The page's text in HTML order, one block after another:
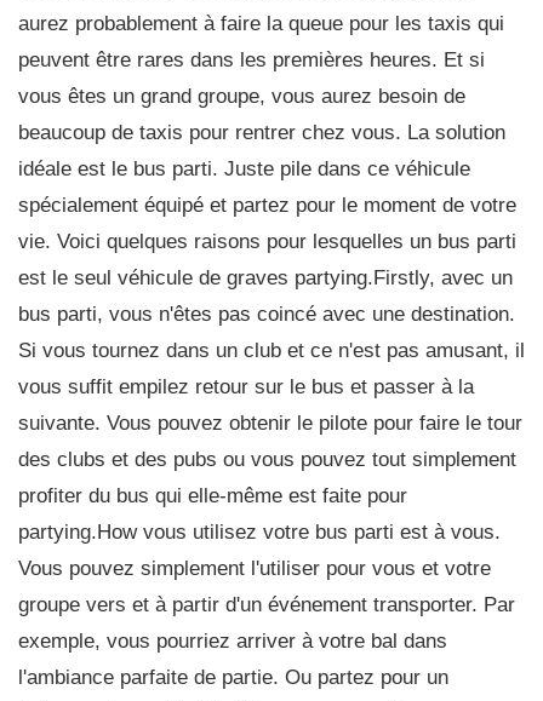
aurez probablement à faire la queue pour les taxis qui
peuvent être rares dans les premières heures. Et si
vous êtes un grand groupe, vous aurez besoin de
beaucoup de taxis pour rentrer chez vous. La solution
idéale est le bus parti. Juste pile dans ce véhicule
spécialement équipé et partez pour le moment de votre
vie. Voici quelques raisons pour lesquelles un bus parti
est le seul véhicule de graves partying.Firstly, avec un
bus parti, vous n'êtes pas coincé avec une destination.
Si vous tournez dans un club et ce n'est pas amusant, il
vous suffit empilez retour sur le bus et passer à la
suivante. Vous pouvez obtenir le pilote pour faire le tour
des clubs et des pubs ou vous pouvez tout simplement
profiter du bus qui elle-même est faite pour
partying.How vous utilisez votre bus parti est à vous.
Vous pouvez simplement l'utiliser pour vous et votre
groupe vers et à partir d'un événement transporter. Par
exemple, vous pourriez arriver à votre bal dans
l'ambiance parfaite de partie. Ou partez pour un